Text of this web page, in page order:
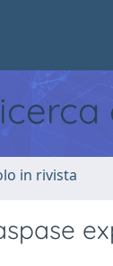
in rivista